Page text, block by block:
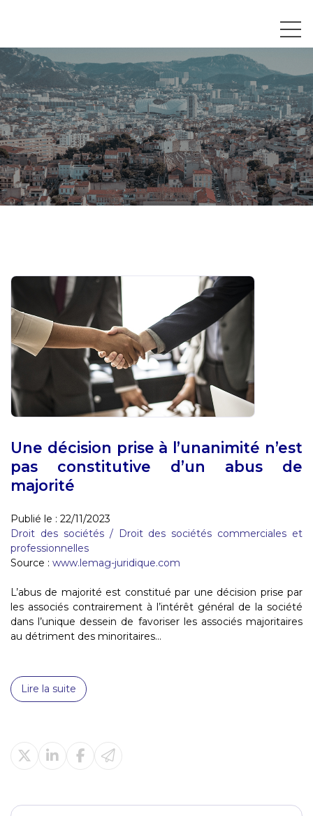
Une décision prise à l’unanimité n’est
pas constitutive d’un abus de
majorité
Publié le : 22/11/2023
Droit des sociétés/ Droit des sociétés commerciales et
professionnelles
Source : www.lemag-juridique.com
L’abus de majorité est constitué par une décision prise par
les associés contrairement à l’intérêt général de la société
dans l’unique dessein de favoriser les associés majoritaires
au détriment des minoritaires...
Lire la suite